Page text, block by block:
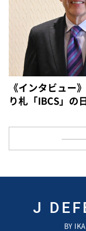
《インタビュー
り札「IBCS」の
J
BY